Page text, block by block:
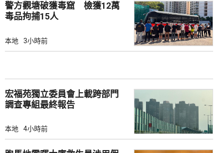
警方觀塘破獲毒窟 檢獲12萬
毒品拘捕15人
本地 3小時前
宏福苑獨立委員會上載跨部門
調查專組最終報告
本地 4小時前